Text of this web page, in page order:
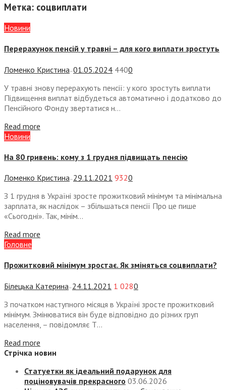
Метка: соцвиплати
Новини
Перерахунок пенсій у травні – для кого виплати зростуть
Ломенко Кристина —01.05.2024 4400
У травні знову перерахують пенсії: у кого зростуть виплати
Підвищення виплат відбудеться автоматично і додатково до
Пенсійного Фонду звертатися н...
Read more
Новини
На 80 гривень: кому з 1 грудня підвищать пенсію
Ломенко Кристина— 29.11.2021 9320
З 1 грудня в Україні зросте прожитковий мінімум та мінімальна
зарплата, як наслідок – збільшаться пенсії Про це пише
«Сьогодні». Так, мінім...
Read more
Головне
Прожитковий мінімум зростає. Як зміняться соцвиплати?
Білецька Катерина — 24.11.2021 1 0280
З початком наступного місяця в Україні зросте прожитковий
мінімум. Змінюватися він буде відповідно до різних груп
населення, – повідомляє Т...
Read more
Стрічка новин
Статуетки як ідеальний подарунок для
поціновувачів прекрасного 03.06.2026